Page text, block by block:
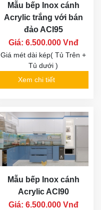
Mẫu bếp Inox cánh
Acrylic trắng với bán
đảo ACI95
Giá: 6.500.000 Vnđ
Giá mét dài kép( Tủ Trên +
Tủ dưới )
Xem chi tiết
Mẫu bếp Inox cánh
Acrylic ACI90
Giá: 6.500.000 Vnđ